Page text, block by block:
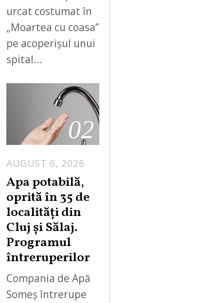
urcat costumat în
„Moartea cu coasa”
pe acoperișul unui
spital…
02
AUGUST 6, 2026
Apa potabilă,
oprită în 35 de
localități din
Cluj și Sălaj.
Programul
întreruperilor
Compania de Apă
Someș întrerupe